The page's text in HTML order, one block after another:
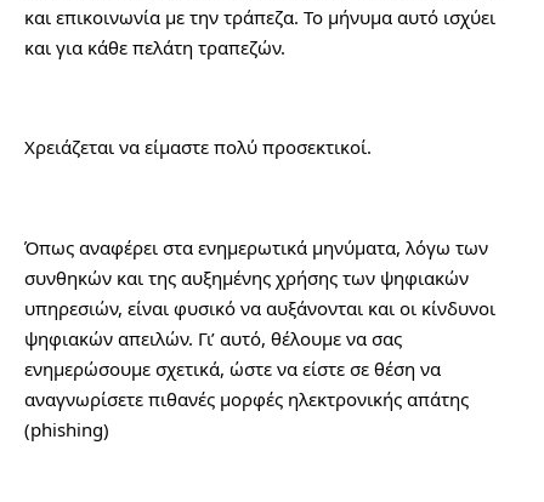
και επικοινωνία με την τράπεζα. Το μήνυμα αυτό ισχύει
και για κάθε πελάτη τραπεζών.
Χρειάζεται να είμαστε πολύ προσεκτικοί.
Όπως αναφέρει στα ενημερωτικά μηνύματα, λόγω των
συνθηκών και της αυξημένης χρήσης των ψηφιακών
υπηρεσιών, είναι φυσικό να αυξάνονται και οι κίνδυνοι
ψηφιακών απειλών. Γι’ αυτό, θέλουμε να σας
ενημερώσουμε σχετικά, ώστε να είστε σε θέση να
αναγνωρίσετε πιθανές μορφές ηλεκτρονικής απάτης
(phishing)